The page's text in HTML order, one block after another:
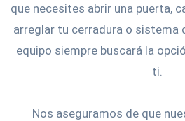
que necesites abrir una puerta,
arreglar tu cerradura o sistema
equipo siempre buscará la
ti.
Nos aseguramos de que